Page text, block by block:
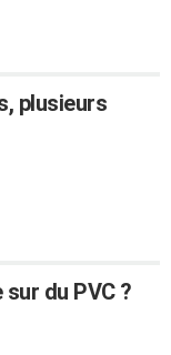
plusieurs
du PVC ?